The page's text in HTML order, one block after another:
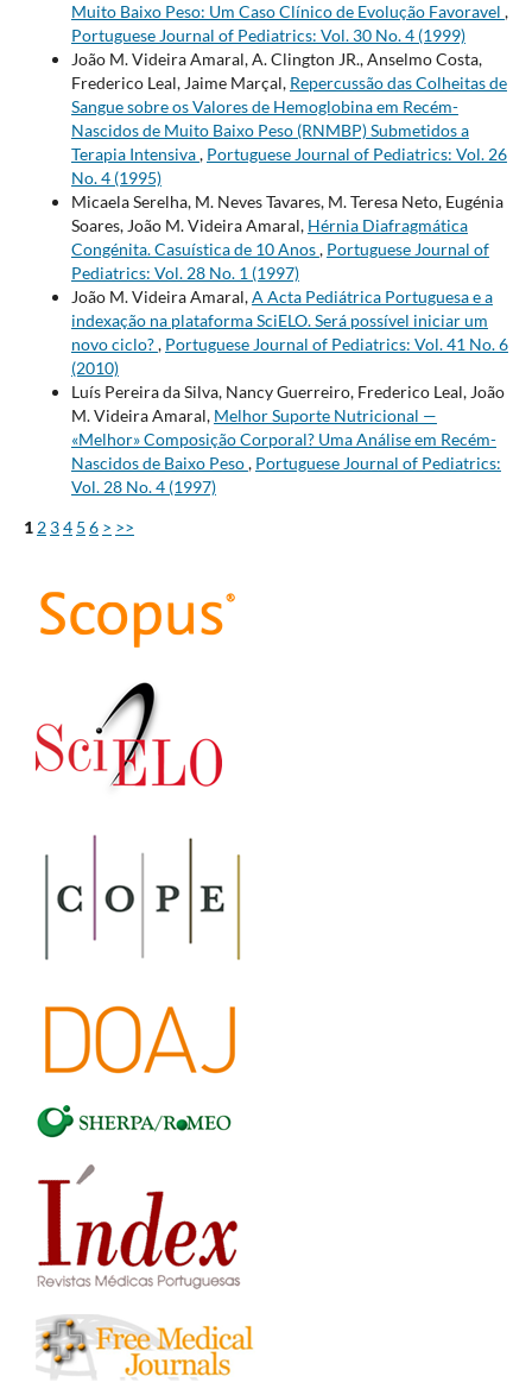
Muito Baixo Peso: Um Caso Clínico de Evolução Favoravel ,
Portuguese Journal of Pediatrics: Vol. 30 No. 4 (1999)
João M. Videira Amaral, A. Clington JR., Anselmo Costa,
Frederico Leal, Jaime Marçal, Repercussão das Colheitas de
Sangue sobre os Valores de Hemoglobina em Recém-
Nascidos de Muito Baixo Peso (RNMBP) Submetidos a
Terapia Intensiva, Portuguese Journal of Pediatrics: Vol. 26
No. 4 (1995)
Micaela Serelha, M. Neves Tavares, M. Teresa Neto, Eugénia
Soares, João M. Videira Amaral, Hérnia Diafragmática
Congénita. Casuística de 10 Anos, Portuguese Journal of
Pediatrics: Vol. 28 No. 1 (1997)
João M. Videira Amaral,A Acta Pediátrica Portuguesa e a
indexação na plataforma SciELO. Será possível iniciar um
novo ciclo?, Portuguese Journal of Pediatrics: Vol. 41 No. 6
(2010)
Luís Pereira da Silva, Nancy Guerreiro, Frederico Leal, João
M. Videira Amaral, Melhor Suporte Nutricional —
«Melhor» Composição Corporal? Uma Análise em Recém-
Nascidos de Baixo Peso, Portuguese Journal of Pediatrics:
Vol. 28 No. 4 (1997)
1 2 34 5 6 > >>